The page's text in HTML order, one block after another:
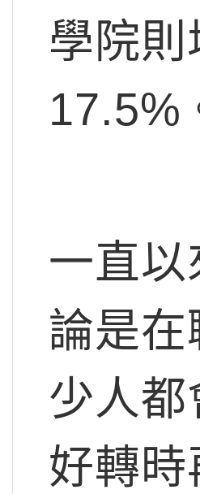
學院
17.5%
一直
論是
少人
好轉